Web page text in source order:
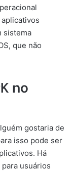
sistema
que não
no
gostaria de
isso pode ser
Há
usuários